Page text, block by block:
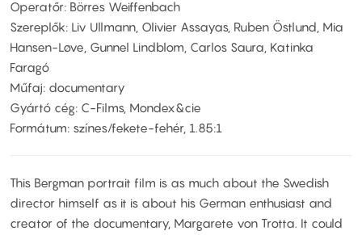
Operatőr: Börres Weiffenbach
Szereplők: Liv Ullmann, Olivier Assayas, Ruben Östlund, Mia
Hansen-Løve, Gunnel Lindblom, Carlos Saura, Katinka
Faragó
Műfaj: documentary
Gyártó cég: C-Films, Mondex&cie
Formátum: színes/fekete-fehér, 1.85:1
This Bergman portrait film is as much about the Swedish
director himself as it is about his German enthusiast and
creator of the documentary, Margarete von Trotta. It could